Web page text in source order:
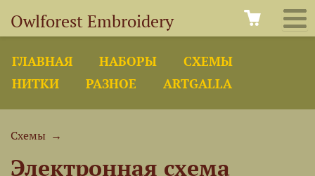
Owlforest Embroidery
ГЛАВНАЯ НАБОРЫ
СХЕМЫ
НИТКИ
РАЗНОЕ ARTGALLA
Схемы →
Электронная схема